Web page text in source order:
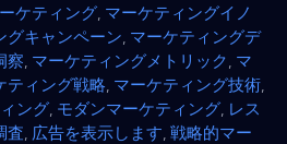
ケティング マーケティングイノ
グキャンペーン マーケティングデ
察 マーケティングメトリック マ
ティング戦略 マーケティング技術
ング モダンマーケティング レス
査 広告を表示します 戦略的マー